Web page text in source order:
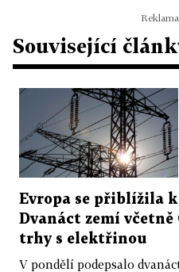
Související
Evropa se přiblížila
Dvanáct zemí včetně
trhy s elektřinou
V pondělí podepsalo